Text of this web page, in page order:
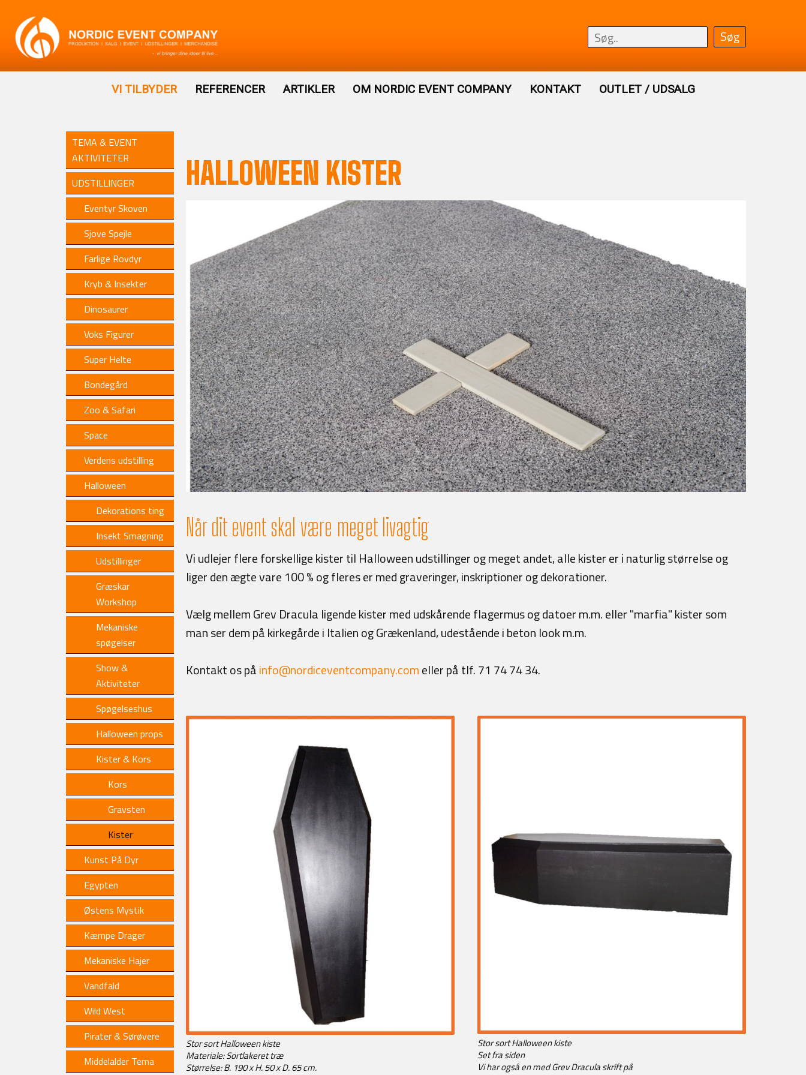
VI TILBYDER REFERENCER ARTIKLER OM NORDIC EVENT COMPANY KONTAKT OUTLET / UDSALG
TEMA & EVENT
AKTIVITETER
UDSTILLINGER
Eventyr Skoven
Sjove Spejle
Farlige Rovdyr
Kryb & Insekter
Dinosaurer
Voks Figurer
Super Helte
Bondegård
Zoo & Safari
Space
Verdens udstilling
Halloween
Dekorations ting
Insekt Smagning
Udstillinger
Græskar
Workshop
Mekaniske
spøgelser
Show &
Aktiviteter
Spøgelseshus
Halloween props
Kister & Kors
Kors
Gravsten
Kister
Kunst På Dyr
Egypten
Østens Mystik
Kæmpe Drager
Mekaniske Hajer
Vandfald
Wild West
Pirater & Sørøvere
Middelalder Tema
HALLOWEEN KISTER
Når dit event skal være meget livagtig
Vi udlejer flere forskellige kister til Halloween udstillinger og meget andet, alle kister er i naturlig størrelse og
liger den ægte vare 100 % og fleres er med graveringer, inskriptioner og dekorationer.
Vælg mellem Grev Dracula ligende kister med udskårende flagermus og datoer m.m. eller "marfia" kister som
man ser dem på kirkegårde i Italien og Grækenland, udestående i beton look m.m.
Kontakt os påinfo@nordiceventcompany.comeller på tlf. 71 74 74 34.
Stor sort Halloween kiste
Materiale: Sortlakeret træ
Størrelse: B. 190 x H. 50 x D. 65 cm.
Stor sort Halloween kiste
Set fra siden
Vi har også en med Grev Dracula skrift på